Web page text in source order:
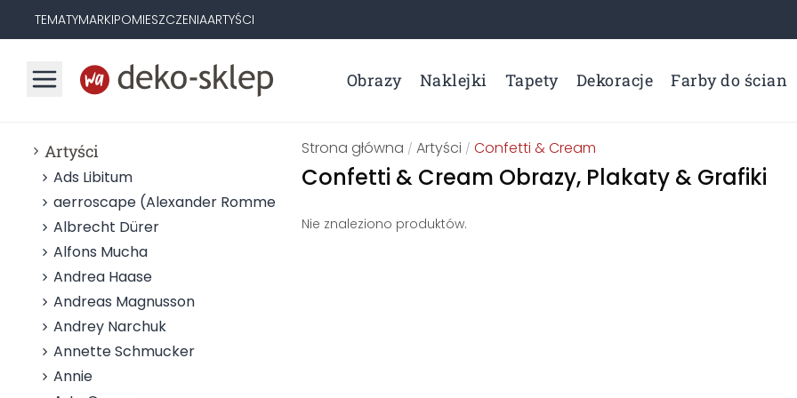
TEMATYMARKIPOMIESZCZENIAARTYŚCI
Obrazy Naklejki Tapety Dekoracje Farby do ścian
Artyści
Ads Libitum
aerroscape (Alexander Rommel)
Albrecht Dürer
Alfons Mucha
Andrea Haase
Andreas Magnusson
Andrey Narchuk
Annette Schmucker
Annie
Strona główna /Artyści /Confetti & Cream
Confetti & Cream Obrazy, Plakaty & Grafiki
Nie znaleziono produktów.